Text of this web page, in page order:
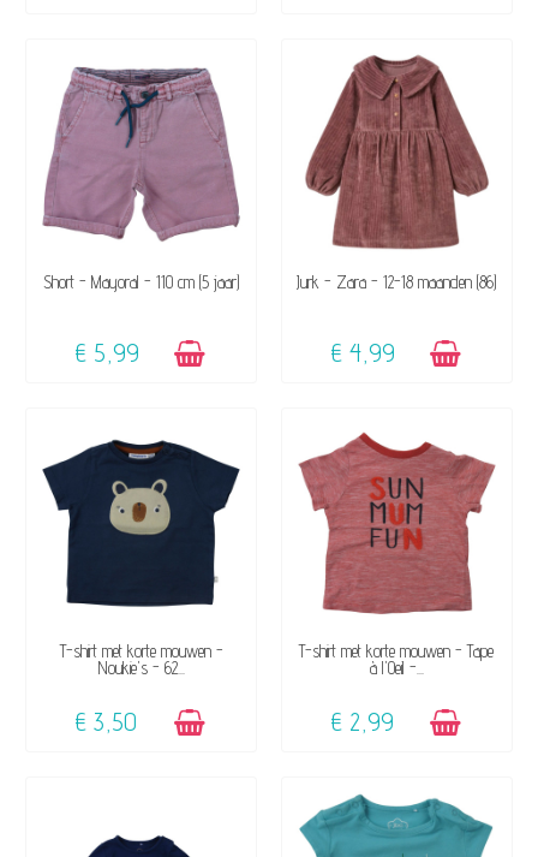
BESCHIKBAAR
Short - Mayoral - 110 cm (5 jaar)
€ 5,99
BESCHIKBAAR
Jurk - Zara - 12-18 maanden (86)
€ 4,99
BESCHIKBAAR
T-shirt met korte mouwen -
Noukie's - 62...
€ 3,50
BESCHIKBAAR
T-shirt met korte mouwen - Tape
à l'Oeil -...
€ 2,99